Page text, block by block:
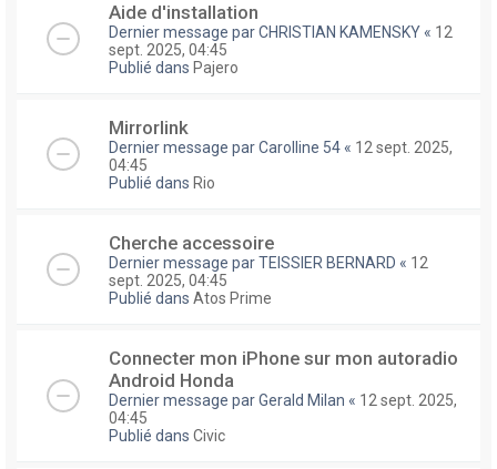
Aide d'installation
Dernier message parCHRISTIAN KAMENSKY « 12
sept. 2025, 04:45
Publié dans Pajero
Mirrorlink
Dernier message parCarolline 54 « 12 sept. 2025,
04:45
Publié dans Rio
Cherche accessoire
Dernier message parTEISSIER BERNARD « 12
sept. 2025, 04:45
Publié dans Atos Prime
Connecter mon iPhone sur mon autoradio
Android Honda
Dernier message parGerald Milan « 12 sept. 2025,
04:45
Publié dans Civic